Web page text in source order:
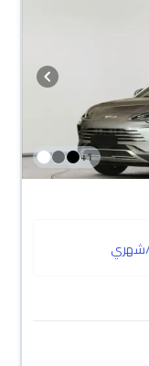
1
+
شهري